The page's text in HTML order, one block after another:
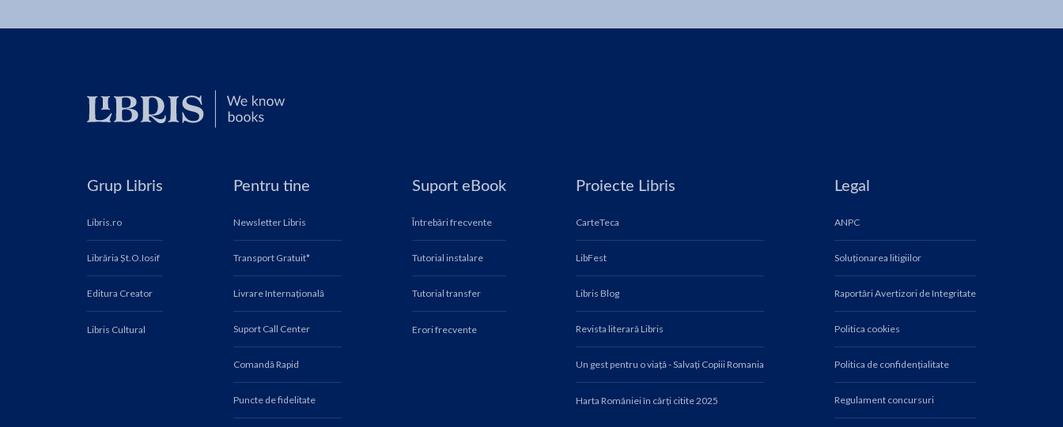
Grup Libris
Libris.ro
Librăria Șt.O.Iosif
Editura Creator
Libris Cultural
Pentru tine
Newsletter Libris
Transport Gratuit*
Livrare Internațională
Suport Call Center
Comandă Rapid
Puncte de fidelitate
Suport eBook
Întrebări frecvente
Tutorial instalare
Tutorial transfer
Erori frecvente
Proiecte Libris
CarteTeca
LibFest
Libris Blog
Revista literară Libris
Un gest pentru o viață - Salvați Copiii Romania
Harta României în cărți citite 2025
Legal
ANPC
Soluționarea litigiilor
Raportări Avertizori de Integritate
Politica cookies
Politica de confidențialitate
Regulament concursuri